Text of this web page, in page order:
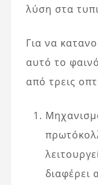
λύση στα
Για να
αυτό το
από τρεις
διαφέρει